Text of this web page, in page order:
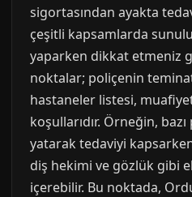
sigortasından ayakta
çeşitli kapsamlarda
yaparken dikkat etmeniz
noktalar; poliçenin
hastaneler listesi,
koşullarıdır. Örneğin,
yatarak tedaviyi
diş hekimi ve gözlük gibi
içerebilir. Bu noktada,